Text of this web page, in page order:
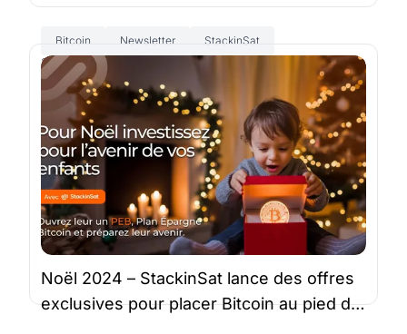
Bitcoin Newsletter
StackinSat
31 déc. 2024 |
Noël 2024 – StackinSat lance des offres
exclusives pour placer Bitcoin au pied du